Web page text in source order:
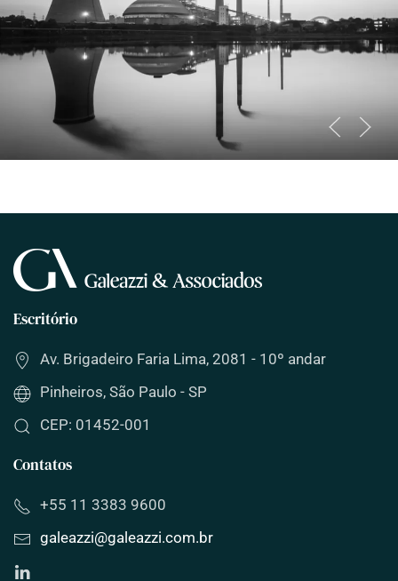
Escritório
Av. Brigadeiro Faria Lima, 2081 - 10º andar
Pinheiros, São Paulo - SP
CEP: 01452-001
Contatos
+55 11 3383 9600
galeazzi@galeazzi.com.br